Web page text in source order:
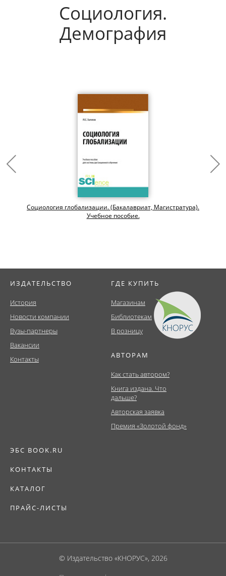
Социология.
Демография
Социология глобализации. (Бакалавриат, Магистратура).
Учебное пособие.
ИЗДАТЕЛЬСТВО
История
Новости компании
Вузы-партнеры
Вакансии
Контакты
ГДЕ КУПИТЬ
Магазинам
Библиотекам
В розницу
АВТОРАМ
Как стать автором?
Книга издана. Что
дальше?
Авторская заявка
Премия «Золотой фонд»
ЭБС BOOK.RU
КОНТАКТЫ
КАТАЛОГ
ПРАЙС-ЛИСТЫ
© Издательство «КНОРУС», 2026